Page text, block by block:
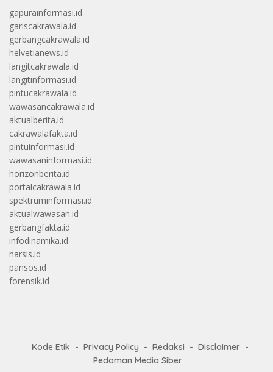
gapurainformasi.id
gariscakrawala.id
gerbangcakrawala.id
helvetianews.id
langitcakrawala.id
langitinformasi.id
pintucakrawala.id
wawasancakrawala.id
aktualberita.id
cakrawalafakta.id
pintuinformasi.id
wawasaninformasi.id
horizonberita.id
portalcakrawala.id
spektruminformasi.id
aktualwawasan.id
gerbangfakta.id
infodinamika.id
narsis.id
pansos.id
forensik.id
Kode Etik Privacy Policy Redaksi
Disclaimer
Pedoman Media Siber